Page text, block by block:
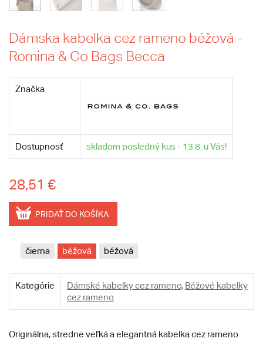
Dámska kabelka cez rameno béžová -
Romina & Co Bags Becca
Značka
Dostupnosť skladom posledný kus - 13.8. u Vás!
28,51 €
PRIDAŤ DO KOŠÍKA
čierna béžová béžová
Kategórie Dámské kabelky cez rameno, Béžové kabelky
cez rameno
Originálna, stredne veľká a elegantná kabelka cez rameno